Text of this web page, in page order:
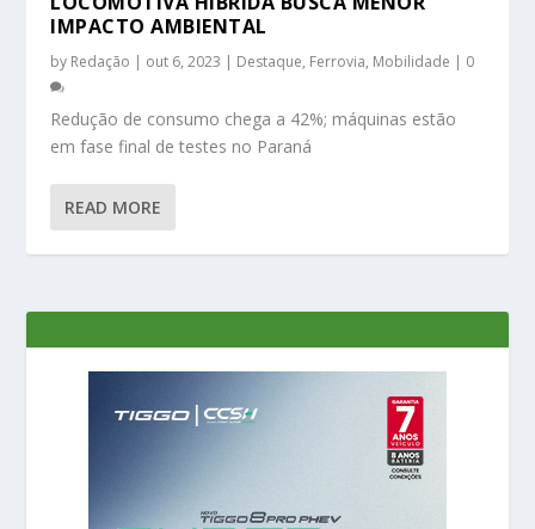
IMPACTO AMBIENTAL
by Redação | out 6, 2023 | Destaque, Ferrovia, Mobilidade | 0
Redução de consumo chega a 42%; máquinas estão
em fase final de testes no Paraná
READ MORE